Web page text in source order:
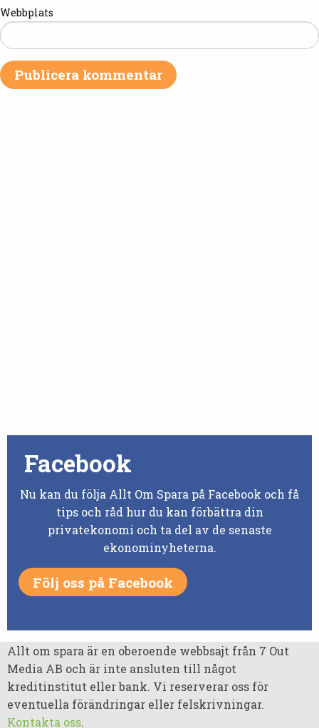
Webbplats
Facebook
Nu kan du följa Allt Om Spara på Facebook och få
tips och råd hur du kan förbättra din
privatekonomi och ta del av de senaste
ekonominyheterna.
Följ oss på Facebook
Allt om spara är en oberoende webbsajt från 7 Out
Media AB och är inte ansluten till något
kreditinstitut eller bank. Vi reserverar oss för
eventuella förändringar eller felskrivningar.
Kontakta oss.